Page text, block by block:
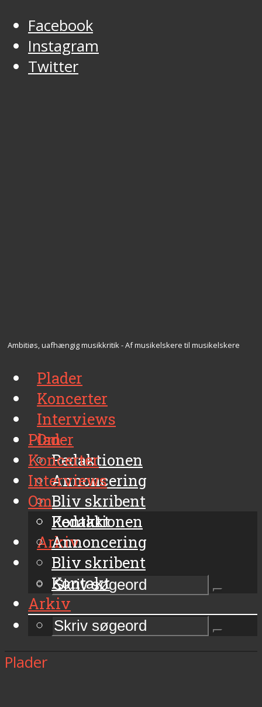
Facebook
Instagram
Twitter
Ambitiøs, uafhængig musikkritik - Af musikelskere til musikelskere
Plader
Koncerter
Interviews
Om
Redaktionen
Annoncering
Bliv skribent
Kontakt
Arkiv
Plader
Koncerter
Interviews
Om
Redaktionen
Annoncering
Bliv skribent
Kontakt
Arkiv
Plader